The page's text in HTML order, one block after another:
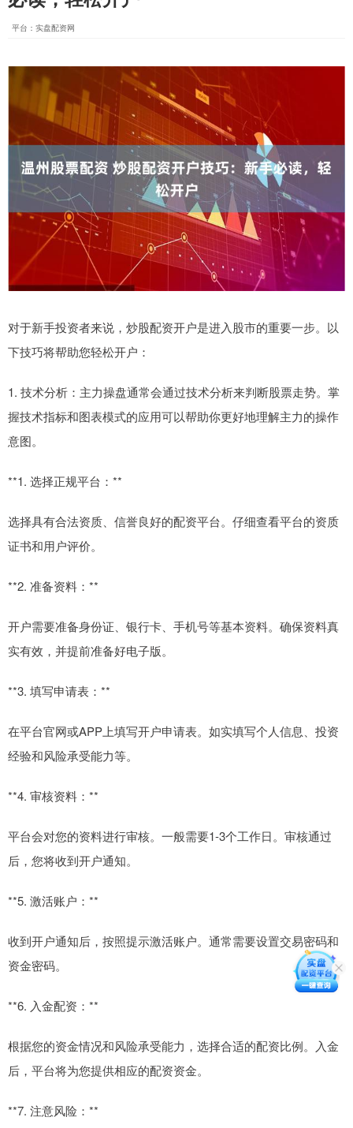
平台：实盘配资网
对于新手投资者来说，炒股配资开户是进入股市的重要一步。以
下技巧将帮助您轻松开户：
1. 技术分析：主力操盘通常会通过技术分析来判断股票走势。掌
握技术指标和图表模式的应用可以帮助你更好地理解主力的操作
意图。
**1. 选择正规平台：**
选择具有合法资质、信誉良好的配资平台。仔细查看平台的资质
证书和用户评价。
**2. 准备资料：**
开户需要准备身份证、银行卡、手机号等基本资料。确保资料真
实有效，并提前准备好电子版。
**3. 填写申请表：**
在平台官网或APP上填写开户申请表。如实填写个人信息、投资
经验和风险承受能力等。
**4. 审核资料：**
平台会对您的资料进行审核。一般需要1-3个工作日。审核通过
后，您将收到开户通知。
**5. 激活账户：**
收到开户通知后，按照提示激活账户。通常需要设置交易密码和
资金密码。
**6. 入金配资：**
根据您的资金情况和风险承受能力，选择合适的配资比例。入金
后，平台将为您提供相应的配资资金。
**7. 注意风险：**